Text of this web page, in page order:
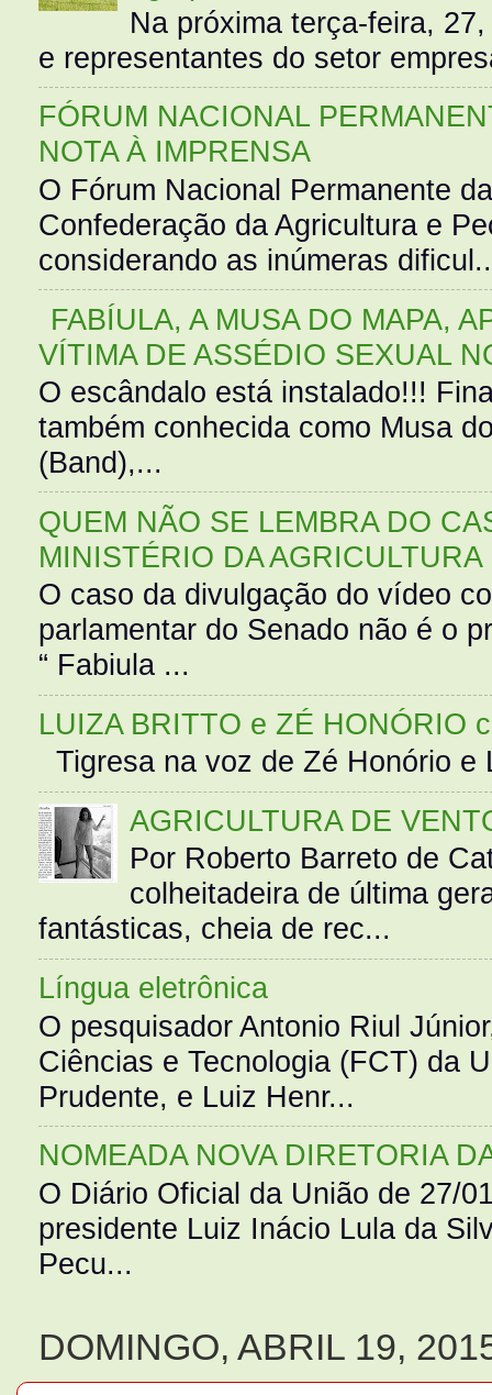
Na próxima terça-feira,
e representantes do setor
FÓRUM NACIONAL
NOTA À IMPRENSA
O Fórum Nacional Permanente
Confederação da Agricultura e
considerando as inúmeras
FABÍULA, A MUSA DO MAPA,
VÍTIMA DE ASSÉDIO SEXUAL
O escândalo está instalado!!!
também conhecida como Musa
(Band),...
QUEM NÃO SE LEMBRA DO
MINISTÉRIO DA AGRICULTURA
O caso da divulgação do vídeo
parlamentar do Senado não é o
“ Fabiula ...
LUIZA BRITTO e ZÉ HONÓRIO
Tigresa na voz de Zé Honório
AGRICULTURA DE
Por Roberto Barreto de
colheitadeira de última
fantásticas, cheia de rec...
Língua eletrônica
O pesquisador Antonio Riul
Ciências e Tecnologia (FCT) da
Prudente, e Luiz Henr...
NOMEADA NOVA DIRETORIA
O Diário Oficial da União de 27/
presidente Luiz Inácio Lula da
Pecu...
DOMINGO, ABRIL 19,